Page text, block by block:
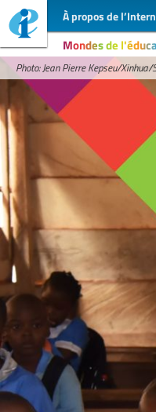
À propos de
Mondes de
Photo: Jean Pierre Kepseu/Xinhua/